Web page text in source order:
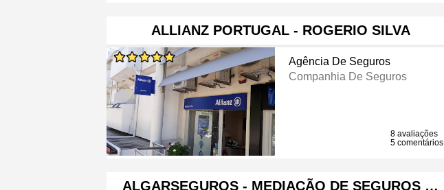
ALLIANZ PORTUGAL - ROGERIO SILVA
Agência De Seguros
Companhia De Seguros
8 avaliações
5 comentários
ALGARSEGUROS - MEDIAÇÃO DE SEGUROS …